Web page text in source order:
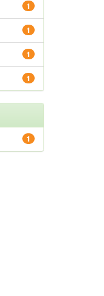
1
1
1
1
1